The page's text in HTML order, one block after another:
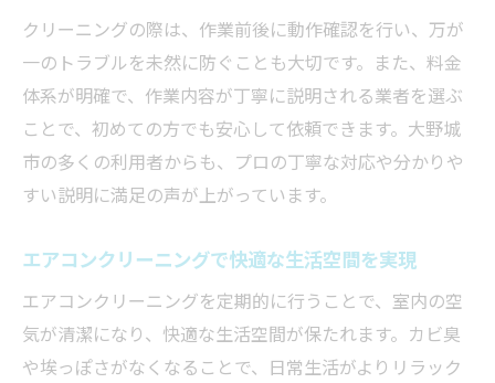
エアコンクリーニングで得られる節約効果
の実態
健康を守るエアコンクリーニングの清掃品
質
費用対効果を高めるエアコンクリーニング
エアコンクリーニングで電気代を効率的に
削減
清掃の質が治癒と家計に与える影響を解説
生活を守るエアコンクリーニングの真価に迫る
クリーニングの際は、作業前後に動作確認を行い、万が
一のトラブルを未然に防ぐことも大切です。また、料金
体系が明確で、作業内容が丁寧に説明される業者を選ぶ
ことで、初めての方でも安心して依頼できます。大野城
市の多くの利用者からも、プロの丁寧な対応や分かりや
すい説明に満足の声が上がっています。
エアコンクリーニングで快適な生活空間を実現
エアコンクリーニングを定期的に行うことで、室内の空
気が清潔になり、快適な生活空間が保たれます。カビ臭
や埃っぽさがなくなることで、日常生活がよりリラック